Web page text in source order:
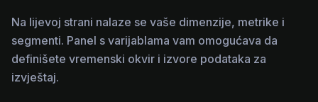
Na lijevoj strani nalaze se vaše dimenzije, metrike i
segmenti. Panel s varijablama vam omogućava da
definišete vremenski okvir i izvore podataka za
izvještaj.